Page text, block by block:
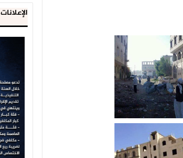
الإعلانات